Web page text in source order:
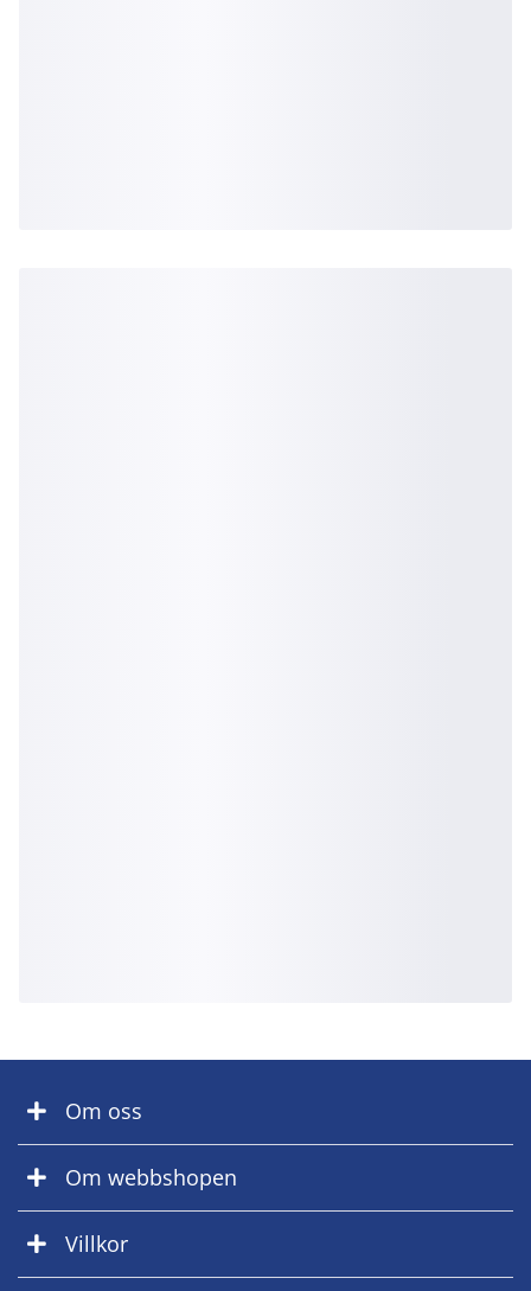
Om oss
Om webbshopen
Villkor